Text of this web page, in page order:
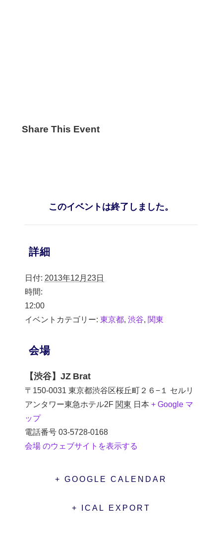
Share This Event
このイベントは終了しました。
詳細
日付: 2013年12月23日
時間:
12:00
イベントカテゴリー: 東京都 渋谷 関東
会場
【渋谷】JZ Brat
〒150-0031 東京都渋谷区桜丘町２６−１ セルリ
アンタワー東急ホテル2F 関東 日本 + Google マ
ップ
電話番号 03-5728-0168
会場 のウェブサイトを表示する
+ GOOGLE CALENDAR
+ ICAL EXPORT